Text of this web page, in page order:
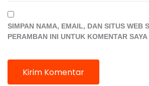
SIMPAN NAMA, EMAIL, DAN SITUS WEB
PERAMBAN INI UNTUK KOMENTAR